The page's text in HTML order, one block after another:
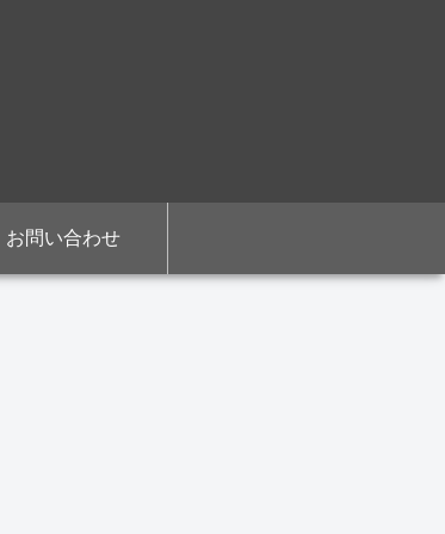
お問い合わせ